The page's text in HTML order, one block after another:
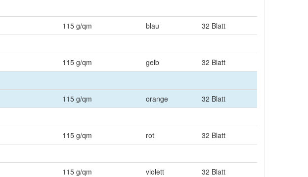
115 g/qm blau
32 Blatt
115 g/qm gelb
32 Blatt
115 g/qm orange
32 Blatt
115 g/qm rot
32 Blatt
115 g/qm violett
32 Blatt